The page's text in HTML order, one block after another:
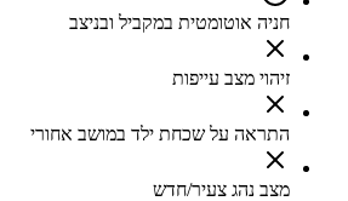
חניה אוטומטית במקביל ובניצב
זיהוי מצב עייפות
התראה על שכחת ילד במושב אחורי
מצב נהג צעיר/חדש